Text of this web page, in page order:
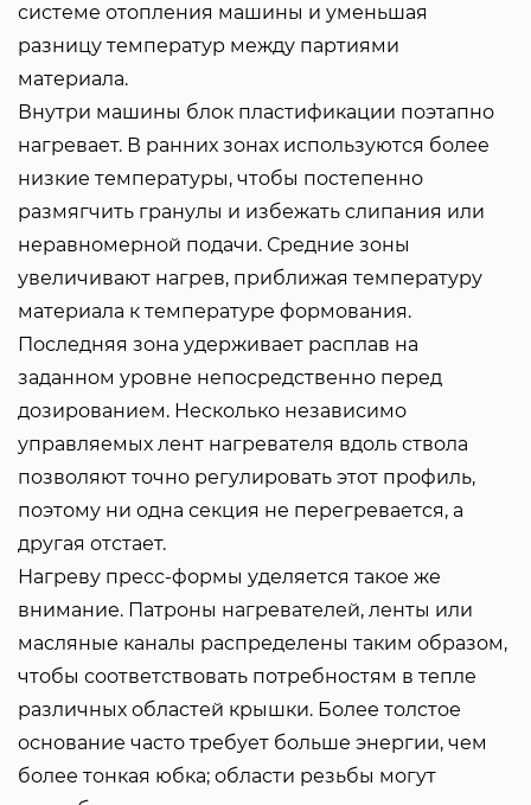
системе отопления машины и уменьшая
разницу температур между партиями
материала.
Внутри машины блок пластификации поэтапно
нагревает. В ранних зонах используются более
низкие температуры, чтобы постепенно
размягчить гранулы и избежать слипания или
неравномерной подачи. Средние зоны
увеличивают нагрев, приближая температуру
материала к температуре формования.
Последняя зона удерживает расплав на
заданном уровне непосредственно перед
дозированием. Несколько независимо
управляемых лент нагревателя вдоль ствола
позволяют точно регулировать этот профиль,
поэтому ни одна секция не перегревается, а
другая отстает.
Нагреву пресс-формы уделяется такое же
внимание. Патроны нагревателей, ленты или
масляные каналы распределены таким образом,
чтобы соответствовать потребностям в тепле
различных областей крышки. Более толстое
основание часто требует больше энергии, чем
более тонкая юбка; области резьбы могут